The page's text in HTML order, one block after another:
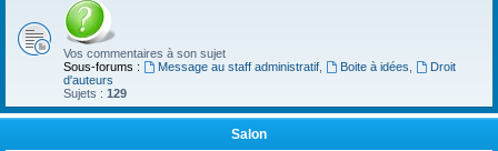
Vos commentaires à son sujet
Sous-forums :
Message au staff administratif, Boite à idées
Droit
d'auteurs
Sujets : 129
Salon